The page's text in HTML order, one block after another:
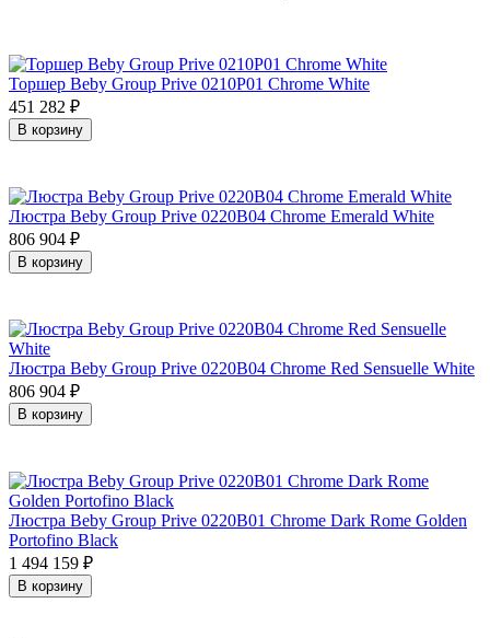
Торшер Beby Group Prive 0210P01 Chrome White
451 282 ₽
В корзину
Люстра Beby Group Prive 0220B04 Chrome Emerald White
806 904 ₽
В корзину
Люстра Beby Group Prive 0220B04 Chrome Red Sensuelle White
806 904 ₽
В корзину
Люстра Beby Group Prive 0220B01 Chrome Dark Rome Golden
Portofino Black
1 494 159 ₽
В корзину